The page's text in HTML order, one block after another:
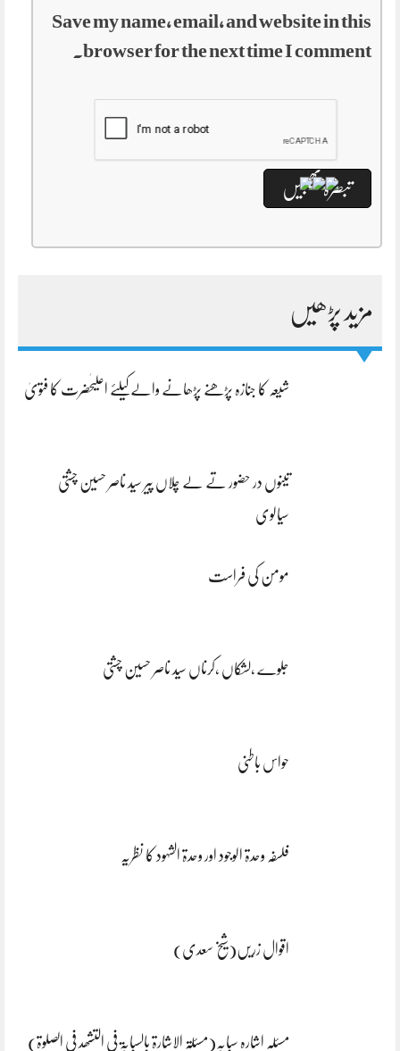
Save my name, email, and website in this
browser for the next time I comment.
مزید پڑھیں
شیعہ کا جنازہ پڑھنے پڑھانے والےکیلئے اعلیٰحضرت کا فتویٰ
تینوں در حضور تے لے چلاں پیر سید ناصر حسین چشتی
سیالوی
مومن کی فراست
جلوے ،لشکاں ،کرناں سید ناصر حسین چشتی
حواس باطنی
فلسفہ وحدۃ الوجود اور وحدۃ الشہود کا نظریہ
اقوال زریں(شیخ سعدی)
مسئلہ اشارہ سبابہ(مسئلۃ الاشارۃ بالسبابۃ فی التشھد فی الصلوۃ)